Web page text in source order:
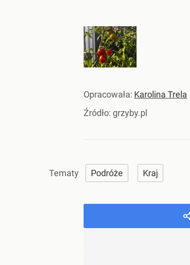
Opracowała: Karolina Trela
Źródło: grzyby.pl
Podróże Kraj